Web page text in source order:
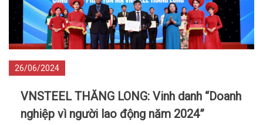
26/06/2024
VNSTEEL THĂNG LONG: Vinh danh “Doanh
nghiệp vì người lao động năm 2024”